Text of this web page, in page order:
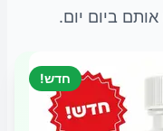
ביום יום.
חדש!